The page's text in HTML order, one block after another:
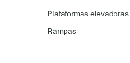
Plataformas elevadoras
Rampas